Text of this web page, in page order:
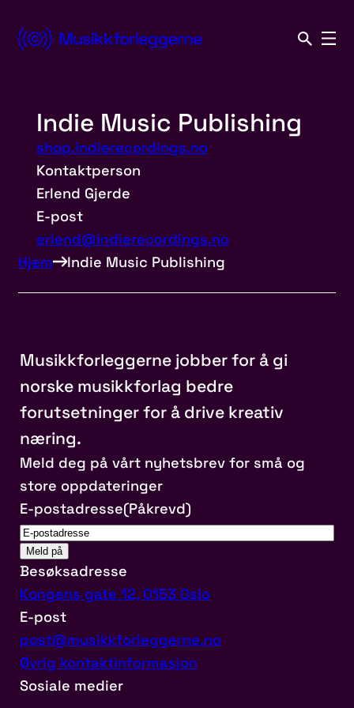
innhold
Norsk
Indie Music Publishing
shop.indierecordings.no
Kontaktperson
Erlend Gjerde
E-post
erlend@indierecordings.no
Hjem
Indie Music Publishing
Musikkforleggerne jobber for å gi
norske musikkforlag bedre
forutsetninger for å drive kreativ
næring.
Meld deg på vårt nyhetsbrev for små og
store oppdateringer
E-postadresse(Påkrevd)
Besøksadresse
Kongens gate 12, 0153 Oslo
E-post
post@musikkforleggerne.no
Øvrig kontaktinformasjon
Sosiale medier